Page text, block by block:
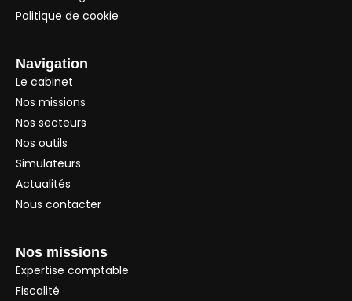
Politique de cookie
Navigation
Le cabinet
Nos missions
Nos secteurs
Nos outils
Simulateurs
Actualités
Nous contacter
Nos missions
Expertise comptable
Fiscalité